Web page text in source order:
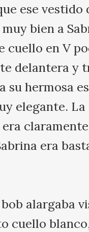
ese vestido
bien a
cuello en V
delantera y
su hermosa
elegante.
era
alargaba
cuello